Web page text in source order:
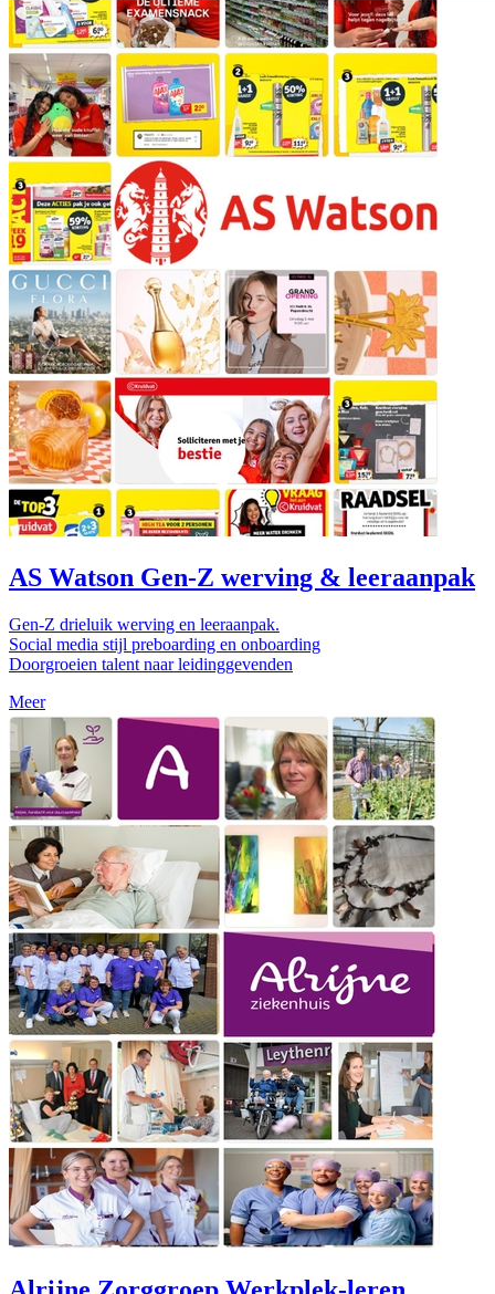
AS Watson Gen-Z werving & leeraanpak
Gen-Z drieluik werving en leeraanpak.
Social media stijl preboarding en onboarding
Doorgroeien talent naar leidinggevenden
Meer